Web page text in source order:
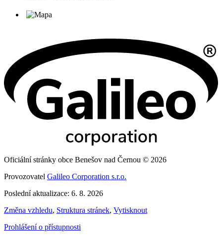
Oficiální stránky obce Benešov nad Černou © 2026
Provozovatel Galileo Corporation s.r.o.
Poslední aktualizace: 6. 8. 2026
Změna vzhledu, Struktura stránek, Vytisknout
Prohlášení o přístupnosti